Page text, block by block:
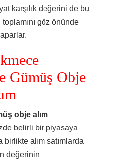
karşılık değerini de bu
göz önünde
Gümüş Obje
obje alım
belirli bir piyasaya
birlikte alım satımlarda
değerinin